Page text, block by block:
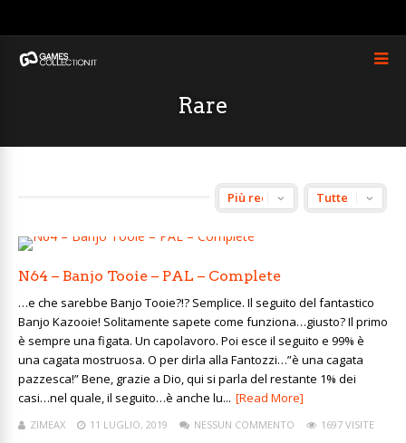
Rare
N64 – Banjo Tooie – PAL – Complete
…e che sarebbe Banjo Tooie?!? Semplice. Il seguito del fantastico
Banjo Kazooie! Solitamente sapete come funziona…giusto? Il primo
è sempre una figata. Un capolavoro. Poi esce il seguito e 99% è
una cagata mostruosa. O per dirla alla Fantozzi…”è una cagata
pazzesca!” Bene, grazie a Dio, qui si parla del restante 1% dei
casi…nel quale, il seguito…è anche lu... [Read More]
ZIMEAX 11 LUGLIO, 2019 NESSUN COMMENTO 1697 VISITE